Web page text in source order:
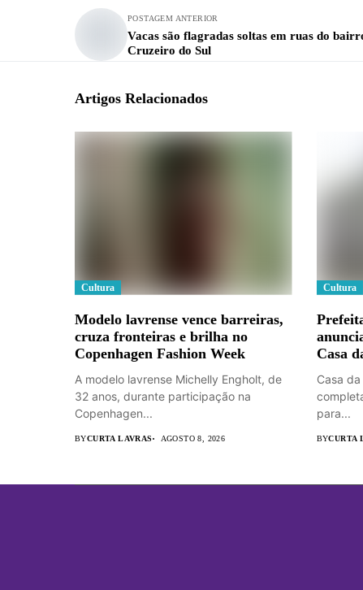
POSTAGEM ANTERIOR
Vacas são flagradas soltas em ruas do
Cruzeiro do Sul
Artigos Relacionados
Cultura
Modelo lavrense vence barreiras,
cruza fronteiras e brilha no
Copenhagen Fashion Week
A modelo lavrense Michelly Engholt, de
32 anos, durante participação na
Copenhagen...
BYCURTA LAVRAS AGOSTO 8, 2026
Cultura
Casa
Casa
para...
BYCURTA